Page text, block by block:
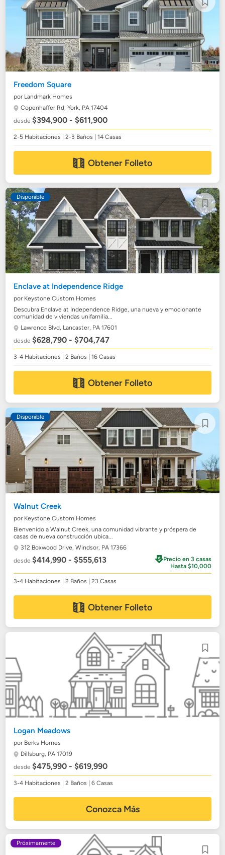
Freedom Square
por Landmark Homes
Copenhaffer Rd,York, PA 17404
desde$394,900 - $611,900
2-5 Habitaciones | 2-3 Baños | 14 Casas
Obtener Folleto
Disponible
Enclave at Independence Ridge
por Keystone Custom Homes
Descubra Enclave at Independence Ridge, una nueva y emocionante
comunidad de viviendas unifamilia...
Lawrence Blvd, Lancaster, PA 17601
desde$628,790 - $704,747
3-4 Habitaciones | 2 Baños | 16 Casas
Obtener Folleto
Disponible
Walnut Creek
por Keystone Custom Homes
Bienvenido a Walnut Creek, una comunidad vibrante y próspera de
casas de nueva construcción ubica...
312 Boxwood Drive,Windsor, PA 17366
desde$414,990 - $555,613
Precio en 3 casas
Hasta $10,000
3-4 Habitaciones | 2 Baños | 23 Casas
Obtener Folleto
Logan Meadows
por Berks Homes
Dillsburg, PA 17019
desde$475,990 - $619,990
3-4 Habitaciones | 2 Baños | 6 Casas
Conozca Más
Próximamente